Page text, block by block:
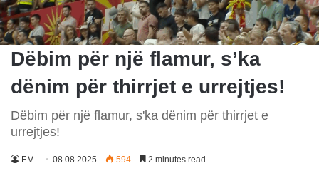
Dëbim për një flamur, s’ka
dënim për thirrjet e urrejtjes!
Dëbim për një flamur, s'ka dënim për thirrjet e
urrejtjes!
F.V 08.08.2025 594 2 minutes read